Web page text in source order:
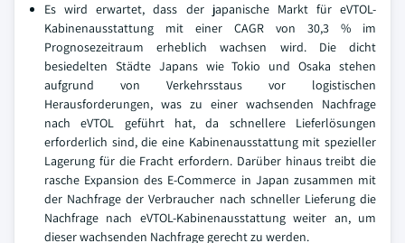
Es wird erwartet, dass der japanische Markt für eVTOL-
Kabinenausstattung mit einer CAGR von 30,3 % im
Prognosezeitraum erheblich wachsen wird. Die dicht
besiedelten Städte Japans wie Tokio und Osaka stehen
aufgrund von Verkehrsstaus vor logistischen
Herausforderungen, was zu einer wachsenden Nachfrage
nach eVTOL geführt hat, da schnellere Lieferlösungen
erforderlich sind, die eine Kabinenausstattung mit spezieller
Lagerung für die Fracht erfordern. Darüber hinaus treibt die
rasche Expansion des E-Commerce in Japan zusammen mit
der Nachfrage der Verbraucher nach schneller Lieferung die
Nachfrage nach eVTOL-Kabinenausstattung weiter an, um
dieser wachsenden Nachfrage gerecht zu werden.